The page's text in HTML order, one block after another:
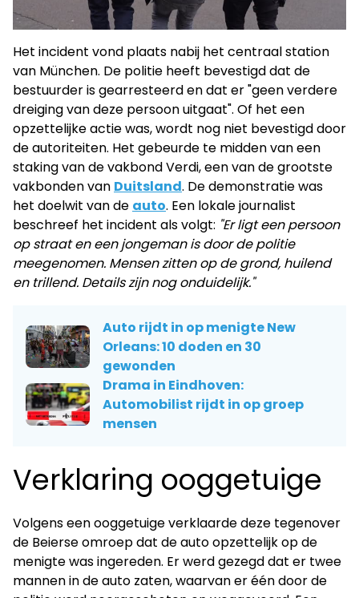
Het incident vond plaats nabij het centraal station
van München. De politie heeft bevestigd dat de
bestuurder is gearresteerd en dat er "geen verdere
dreiging van deze persoon uitgaat". Of het een
opzettelijke actie was, wordt nog niet bevestigd door
de autoriteiten. Het gebeurde te midden van een
staking van de vakbond Verdi, een van de grootste
vakbonden van Duitsland. De demonstratie was
het doelwit van de auto. Een lokale journalist
beschreef het incident als volgt: "Er ligt een persoon
op straat en een jongeman is door de politie
meegenomen. Mensen zitten op de grond, huilend
en trillend. Details zijn nog onduidelijk."
Auto rijdt in op menigte New
Orleans: 10 doden en 30
gewonden
Drama in Eindhoven:
Automobilist rijdt in op groep
mensen
Verklaring ooggetuige
Volgens een ooggetuige verklaarde deze tegenover
de Beierse omroep dat de auto opzettelijk op de
menigte was ingereden. Er werd gezegd dat er twee
mannen in de auto zaten, waarvan er één door de